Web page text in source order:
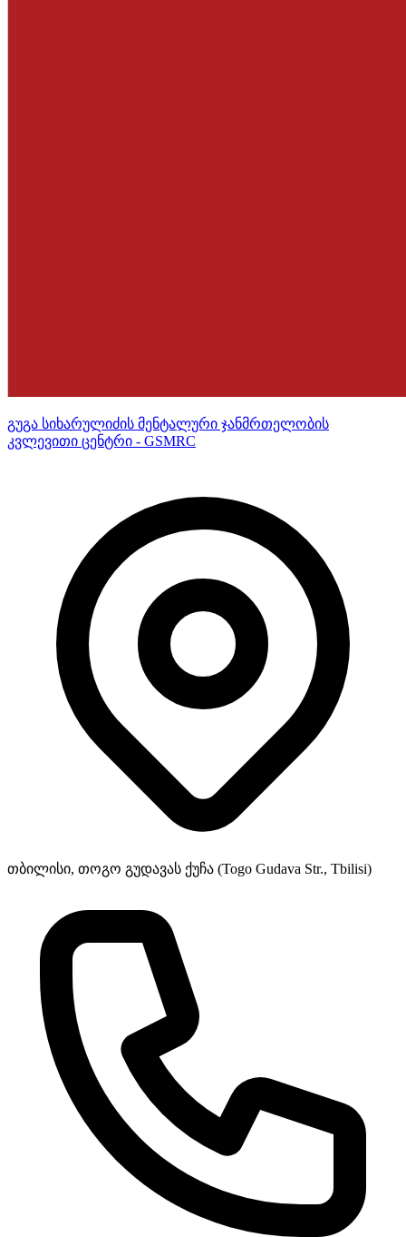
გუგა სიხარულიძის მენტალური ჯანმრთელობის
კვლევითი ცენტრი - GSMRC
თბილისი, თოგო გუდავას ქუჩა (Togo Gudava Str., Tbilisi)